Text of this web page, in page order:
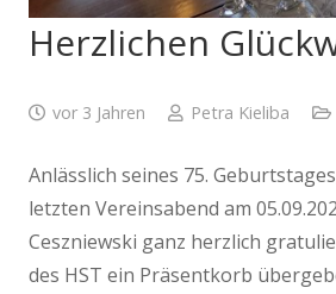
Herzlichen
vor 3 Jahren Petra Kieliba
Anlässlich seines 75.
letzten Vereinsabend am
Ceszniewski ganz herzlich
des HST ein Präsentkorb